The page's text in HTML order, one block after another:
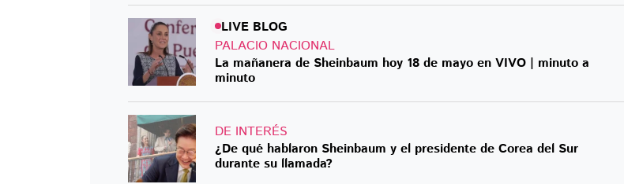
LIVE BLOG
PALACIO NACIONAL
La mañanera de Sheinbaum hoy 18 de mayo en VIVO | minuto a
minuto
DE INTERÉS
¿De qué hablaron Sheinbaum y el presidente de Corea del Sur
durante su llamada?